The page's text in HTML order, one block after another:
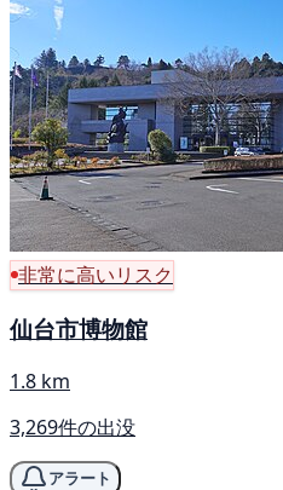
非常に高いリスク
仙台市博物館
1.8 km
3,269件の出没
アラート